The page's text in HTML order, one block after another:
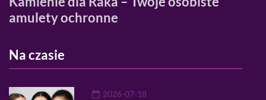
amulety ochronne
Na czasie
2026-07-18